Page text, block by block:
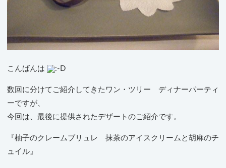
こんばんは
数回に分けてご紹介してきたワン・ツリー ディナーパーティ
ーですが、
今回は、最後に提供されたデザートのご紹介です。
『柚子のクレームブリュレ 抹茶のアイスクリームと胡麻のチ
ュイル』